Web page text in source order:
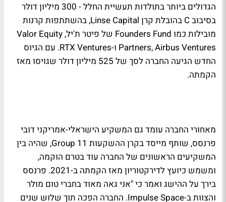
הגדולים ביותר בתולדות תעשיית החלל - 300 מיליון דולר
בסיבוב C בהובלת קרן Linse Capital, בהשתתפות קרנות
מובילות כמו Founders Fund של פיטר ת'יל, Valor Equity
Partners, Airbus Ventures ו-RTX Ventures. עם הגיוס
החדש הגיעה החברה לסך של 525 מיליון דולר שגויסו מאז
הקמתה.
מאחורי החברה עומד גם המשקיע הישראלי-אמריקני דובי
פרנסס, שותף מייסד בקרן ההשקעות Group 11, שהיה בין
המשקיעים הראשונים של החברה עוד בטרם הוקמה,
ומשמש כיועץ לדירקטוריון מאז הקמתה ב-2021. פרנסס
בירך על ההישג ואמר כי "אני גאה מאוד בחברי טום מולר
והצוות ב-Impulse Space. החברה הפכה תוך שלוש שנים